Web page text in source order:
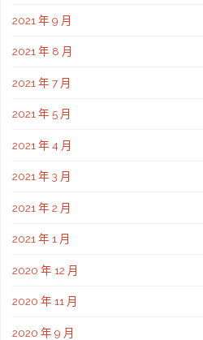
2021 年 9 月
2021 年 8 月
2021 年 7 月
2021 年 5 月
2021 年 4 月
2021 年 3 月
2021 年 2 月
2021 年 1 月
2020 年 12 月
2020 年 11 月
2020 年 9 月